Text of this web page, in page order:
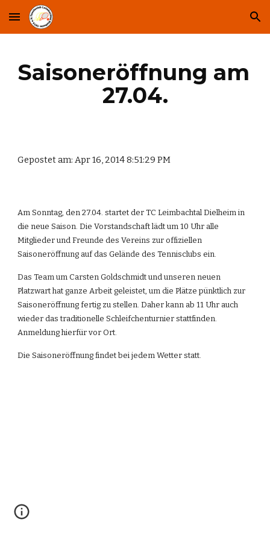
Skip to main content Skip to navigation
Saisoneröffnung am
27.04.
Gepostet am: Apr 16, 2014 8:51:29 PM
Am Sonntag, den 27.04. startet der TC Leimbachtal Dielheim in
die neue Saison. Die Vorstandschaft lädt um 10 Uhr alle
Mitglieder und Freunde des Vereins zur offiziellen
Saisoneröffnung auf das Gelände des Tennisclubs ein.
Das Team um Carsten Goldschmidt und unseren neuen
Platzwart hat ganze Arbeit geleistet, um die Plätze pünktlich zur
Saisoneröffnung fertig zu stellen. Daher kann ab 11 Uhr auch
wieder das traditionelle Schleifchenturnier stattfinden.
Anmeldung hierfür vor Ort.
Die Saisoneröffnung findet bei jedem Wetter statt.